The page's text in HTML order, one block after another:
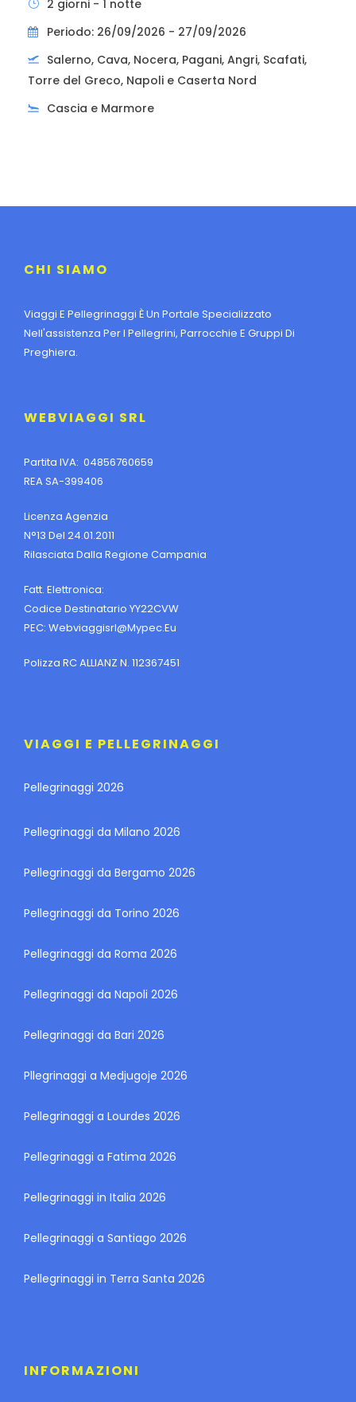
2 giorni - 1 notte
Periodo: 26/09/2026 - 27/09/2026
Salerno, Cava, Nocera, Pagani, Angri, Scafati,
Torre del Greco, Napoli e Caserta Nord
Cascia e Marmore
CHI SIAMO
Viaggi E Pellegrinaggi È Un Portale Specializzato
Nell'assistenza Per I Pellegrini, Parrocchie E Gruppi Di
Preghiera.
WEBVIAGGI SRL
Partita IVA: 04856760659
REA SA-399406
Licenza Agenzia
N°13 Del 24.01.2011
Rilasciata Dalla Regione Campania
Fatt. Elettronica:
Codice Destinatario YY22CVW
PEC: Webviaggisrl@mypec.eu
Polizza RC ALLIANZ N. 112367451
VIAGGI E PELLEGRINAGGI
Pellegrinaggi 2026
Pellegrinaggi da Milano 2026
Pellegrinaggi da Bergamo 2026
Pellegrinaggi da Torino 2026
Pellegrinaggi da Roma 2026
Pellegrinaggi da Napoli 2026
Pellegrinaggi da Bari 2026
Pllegrinaggi a Medjugoje 2026
Pellegrinaggi a Lourdes 2026
Pellegrinaggi a Fatima 2026
Pellegrinaggi in Italia 2026
Pellegrinaggi a Santiago 2026
Pellegrinaggi in Terra Santa 2026
INFORMAZIONI